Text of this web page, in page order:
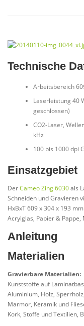
Technische
Arbeitsbereich
Laserleistung 40
geschlossen)
CO2-Laser,
kHz
100 bis 1000 dpi
Einsatzgebiet
DerCameo Zing 6030als
Schneiden und Gravieren
HxBxT 609 x 304 x 193
Acrylglas, Papier &
Anleitung
Materialien
Gravierbare Materialien:
Kunststoffe auf
Aluminium, Holz,
Marmor, Keramik und
Kork, Stoffe und Textilien,